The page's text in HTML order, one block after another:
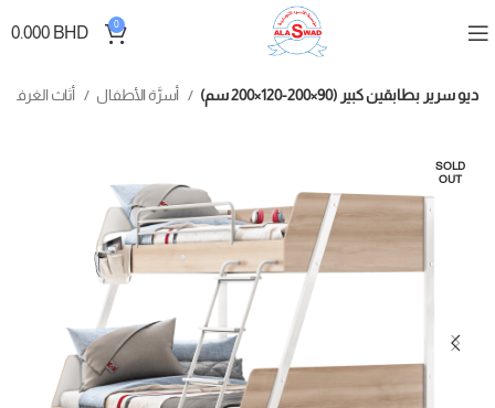
0
0.000 BHD
ديو سرير بطابقين كبير (90×200-120×200 سم)
SOLD
OUT